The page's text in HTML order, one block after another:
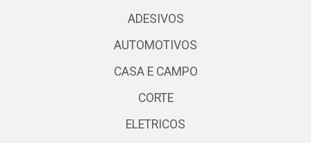
ADESIVOS
AUTOMOTIVOS
CASA E CAMPO
CORTE
ELETRICOS